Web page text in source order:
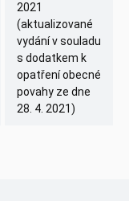
2021
(aktualizované
vydání v souladu
s dodatkem k
opatření obecné
povahy ze dne
28. 4. 2021)